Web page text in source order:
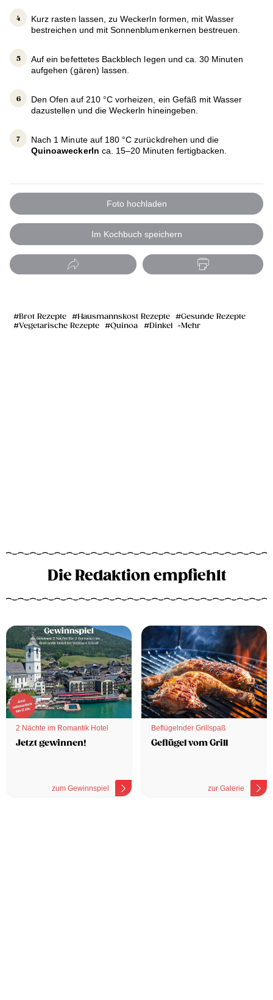
Kurz rasten lassen, zu Weckerln formen, mit Wasser
bestreichen und mit Sonnenblumenkernen bestreuen.
Auf ein befettetes Backblech legen und ca. 30 Minuten
aufgehen (gären) lassen.
Den Ofen auf 210 °C vorheizen, ein Gefäß mit Wasser
dazustellen und die Weckerln hineingeben.
Nach 1 Minute auf 180 °C zurückdrehen und die
Quinoaweckerln ca. 15–20 Minuten fertigbacken.
Foto hochladen
Im Kochbuch speichern
Brot Rezepte Hausmannskost Rezepte
Gesunde Rezepte
Vegetarische Rezepte
Quinoa Dinkel Mehr
Die Redaktion empfiehlt
2 Nächte im Romantik Hotel
Jetzt gewinnen!
zum Gewinnspiel
Beflügelnder Grillspaß
Geflügel vom Grill
zur Galerie